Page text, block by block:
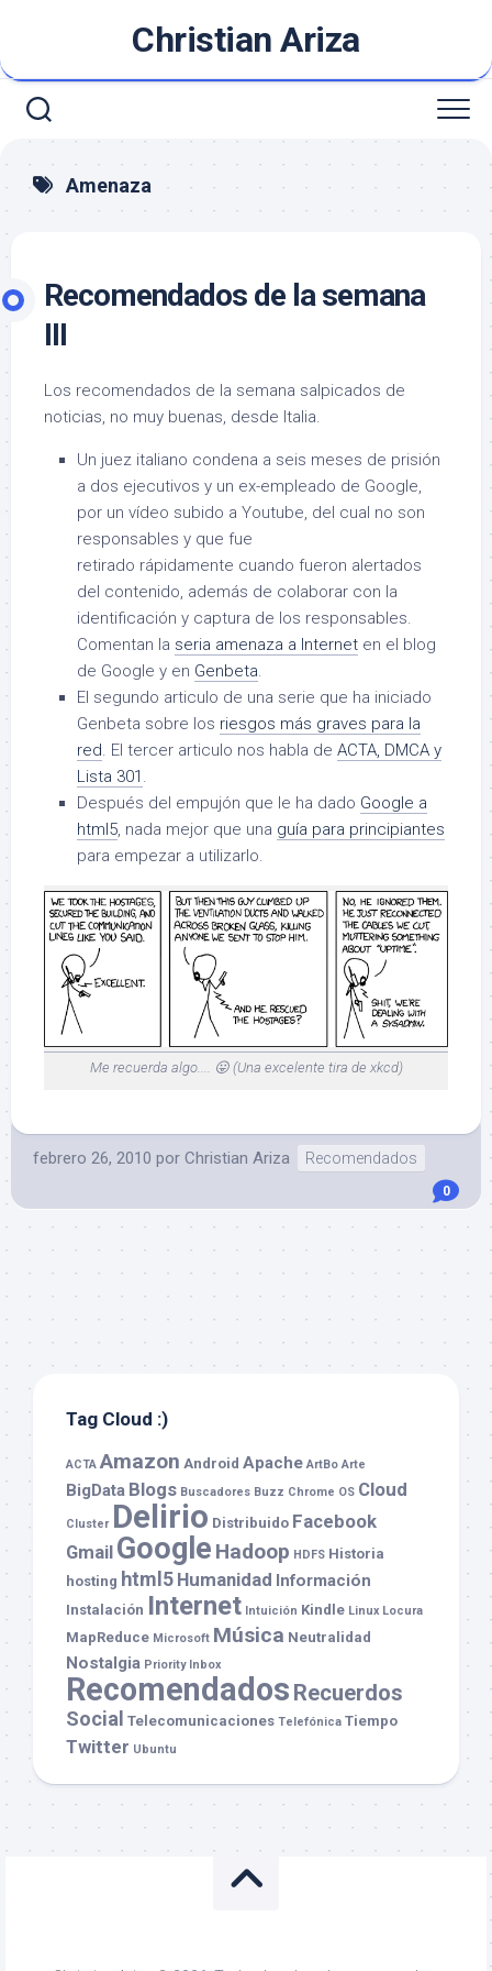
contenido
Christian Ariza
Amenaza
Recomendados de la semana
III
Los recomendados de la semana salpicados de
noticias, no muy buenas, desde Italia.
Un juez italiano condena a seis meses de prisión
a dos ejecutivos y un ex-empleado de Google,
por un vídeo subido a Youtube, del cual no son
responsables y que fue
retirado rápidamente cuando fueron alertados
del contenido, además de colaborar con la
identificación y captura de los responsables.
Comentan la seria amenaza a Internet en el blog
de Google y en Genbeta.
El segundo articulo de una serie que ha iniciado
Genbeta sobre los riesgos más graves para la
red. El tercer articulo nos habla de ACTA, DMCA y
Lista 301 .
Después del empujón que le ha dado Google a
html5, nada mejor que una guía para principiantes
para empezar a utilizarlo.
Me recuerda algo.... 😛 (Una excelente tira de xkcd)
febrero 26, 2010 por Christian Ariza Recomendados
0
Tag Cloud :)
ACTA Amazon Android Apache ArtBo Arte
BigData Blogs Buscadores Buzz Chrome OS Cloud
Cluster Delirio Distribuido Facebook
Gmail Google Hadoop HDFS Historia
hosting html5 Humanidad Información
Instalación Internet Intuición Kindle Linux Locura
MapReduce Microsoft Música Neutralidad
Nostalgia Priority Inbox
Recomendados Recuerdos
Social Telecomunicaciones Telefónica Tiempo
Twitter Ubuntu